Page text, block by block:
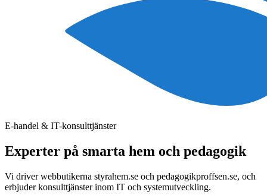
E-handel & IT-konsulttjänster
Experter på smarta hem och pedagogik
Vi driver webbutikerna styrahem.se och pedagogikproffsen.se, och
erbjuder konsulttjänster inom IT och systemutveckling.